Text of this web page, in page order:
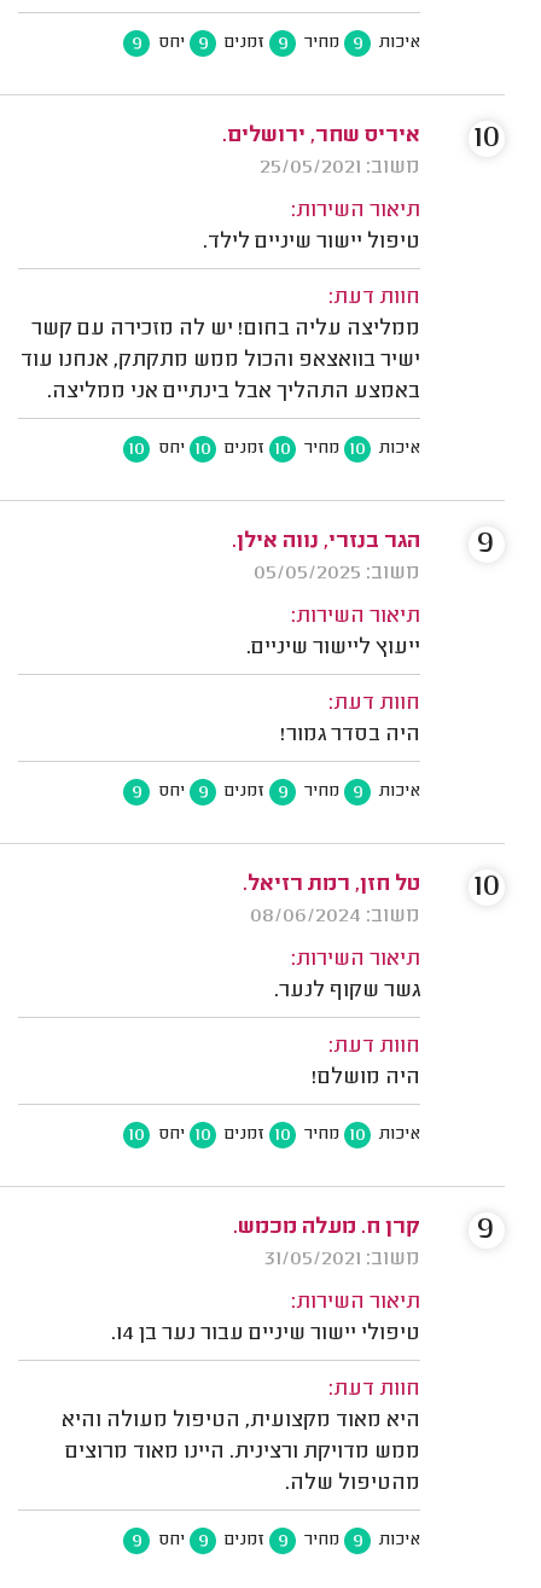
איכות 9 מחיר 9 זמנים 9 יחס 9
איריס שחר, ירושלים.
משוב: 25/05/2021
תיאור השירות:
טיפול יישור שיניים לילד.
חוות דעת:
ממליצה עליה בחום! יש לה מזכירה עם קשר
ישיר בוואצאפ והכול ממש מתקתק, אנחנו עוד
באמצע התהליך אבל בינתיים אני ממליצה.
איכות 10 מחיר 10 זמנים 10 יחס 10
10
הגר בנזרי, נווה אילן.
משוב: 05/05/2025
תיאור השירות:
ייעוץ ליישור שיניים.
חוות דעת:
היה בסדר גמור!
איכות 9 מחיר 9 זמנים 9 יחס 9
9
טל חזן, רמת רזיאל.
משוב: 08/06/2024
תיאור השירות:
גשר שקוף לנער.
חוות דעת:
היה מושלם!
איכות 10 מחיר 10 זמנים 10 יחס 10
10
קרן ח. מעלה מכמש.
משוב: 31/05/2021
תיאור השירות:
טיפולי יישור שיניים עבור נער בן 14.
חוות דעת:
היא מאוד מקצועית, הטיפול מעולה והיא
ממש מדויקת ורצינית. היינו מאוד מרוצים
מהטיפול שלה.
איכות 9 מחיר 9 זמנים 9 יחס 9
9